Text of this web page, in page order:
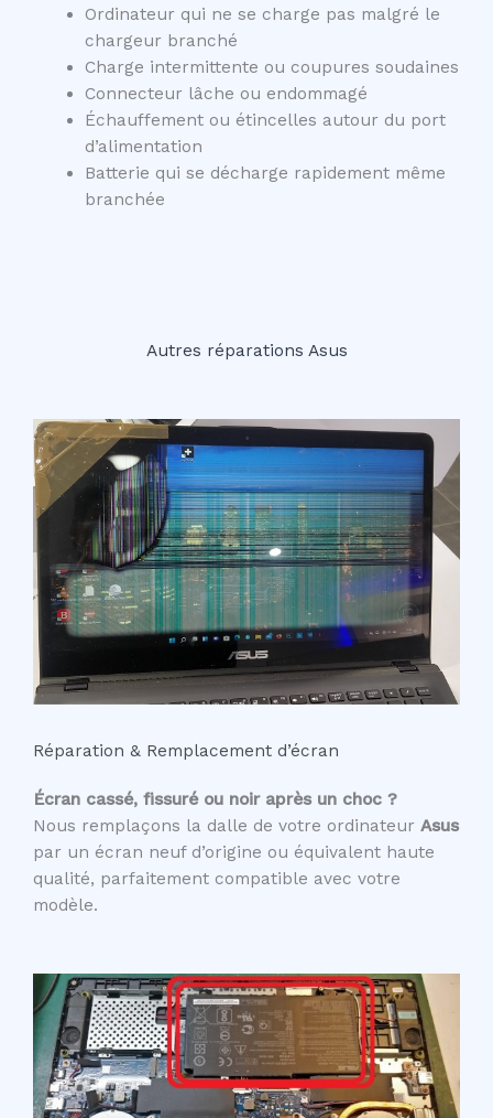
Ordinateur qui ne se charge pas malgré le
chargeur branché
Charge intermittente ou coupures soudaines
Connecteur lâche ou endommagé
Échauffement ou étincelles autour du port
d’alimentation
Batterie qui se décharge rapidement même
branchée
Autres réparations Asus
Réparation & Remplacement d’écran
Écran cassé, fissuré ou noir après un choc ?
Nous remplaçons la dalle de votre ordinateur Asus
par un écran neuf d’origine ou équivalent haute
qualité, parfaitement compatible avec votre
modèle.